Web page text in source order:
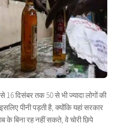
16 दिसंबर तक 50 से भी ज्यादा लोगों की
पीनी पड़ती है, क्योंकि यहां सरकार
के बिना रह नहीं सकते, वे चोरी छिपे